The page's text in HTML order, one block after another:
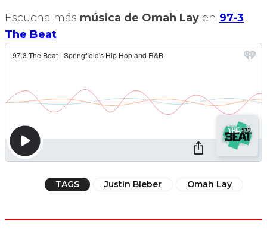
Escucha más música de Omah Lay en 97-3
The Beat
TAGS Justin Bieber Omah Lay